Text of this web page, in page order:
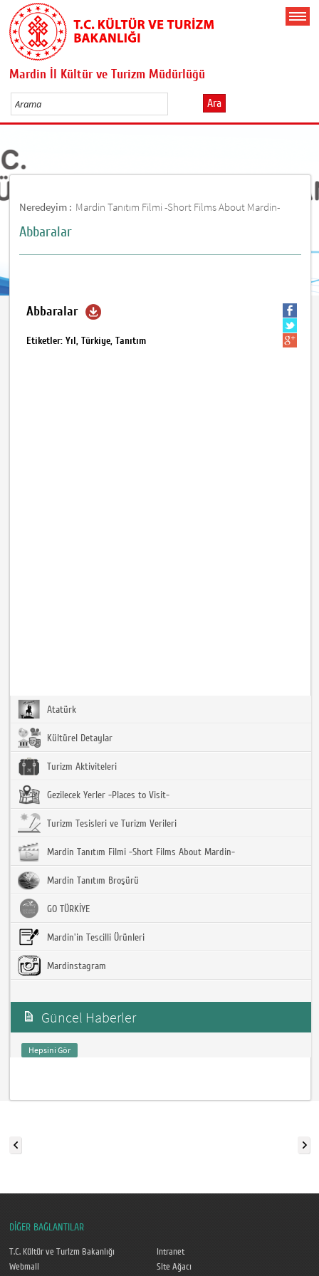
Mardin İl Kültür ve Turizm Müdürlüğü
Ara
Neredeyim : Mardin Tanıtım Filmi -Short Films About Mardin-
Abbaralar
Abbaralar
Etiketler: Yıl, Türkiye, Tanıtım
Atatürk
Kültürel Detaylar
Turizm Aktiviteleri
Gezilecek Yerler -Places to Visit-
Turizm Tesisleri ve Turizm Verileri
Mardin Tanıtım Filmi -Short Films About Mardin-
Mardin Tanıtım Broşürü
GO TÜRKİYE
Mardin'in Tescilli Ürünleri
Mardinstagram
Güncel Haberler
Hepsini Gör
DİĞER BAĞLANTILAR
T.C. Kültür ve Turizm Bakanlığı
Intranet
Webmail
Site Ağacı